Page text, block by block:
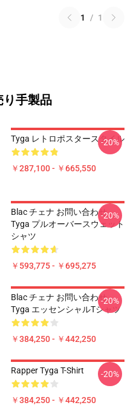
1 / 1
り手製品
Tyga レトロポスタースタイル
￥287,100 - ￥665,550
-20%
Blac チェナ お問い合わせ
Tyga プルオーバースウェット
シャツ
￥593,775 - ￥695,275
-20%
Blac チェナ お問い合わせ
Tyga エッセンシャルTシャツ
￥384,250 - ￥442,250
-20%
Rapper Tyga T-Shirt
￥384,250 - ￥442,250
-20%